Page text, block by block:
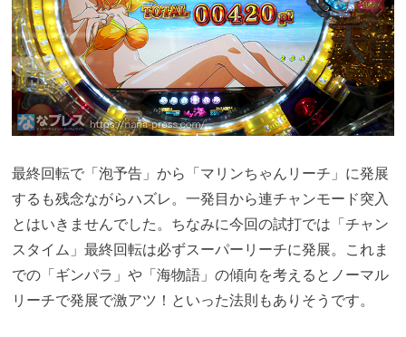
最終回転で「泡予告」から「マリンちゃんリーチ」に発展
するも残念ながらハズレ。一発目から連チャンモード突入
とはいきませんでした。ちなみに今回の試打では「チャン
スタイム」最終回転は必ずスーパーリーチに発展。これま
での「ギンパラ」や「海物語」の傾向を考えるとノーマル
リーチで発展で激アツ！といった法則もありそうです。